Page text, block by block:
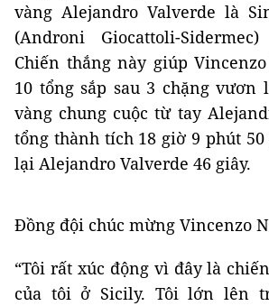
vàng Alejandro Valverde là
(Androni Giocattoli-
Chiến thắng này giúp
10 tổng sắp sau 3 chặng vươn
vàng chung cuộc từ tay
tổng thành tích 18 giờ 9 phút 50
lại Alejandro Valverde 46 giây.
Đồng đội chúc mừng Vincenzo
“Tôi rất xúc động vì đây là
của tôi ở Sicily. Tôi lớn lên